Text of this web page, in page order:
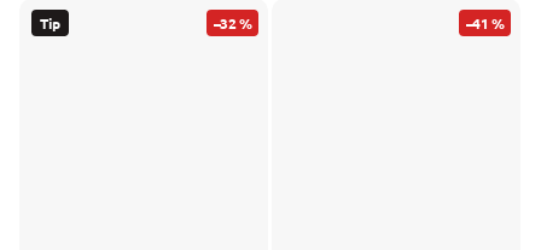
Tip –32 % –41 %